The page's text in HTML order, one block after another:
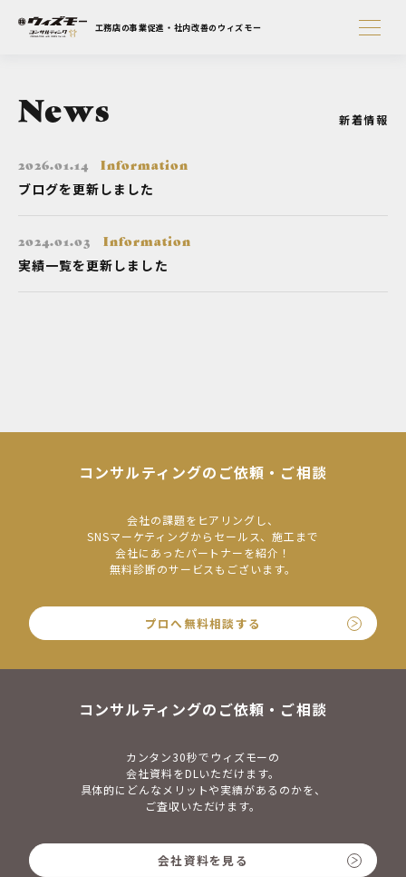
工務店の事業促進・社内改善のウィズモー
News 新着情報
2026.01.14 Information
ブログを更新しました
2024.01.03 Information
実績一覧を更新しました
コンサルティングのご依頼・ご相談
会社の課題をヒアリングし、
SNSマーケティングからセールス、施工まで
会社にあったパートナーを紹介！
無料診断のサービスもございます。
プロへ無料相談する
コンサルティングのご依頼・ご相談
カンタン30秒でウィズモーの
会社資料をDLいただけます。
具体的にどんなメリットや実績があるのかを、
ご査収いただけます。
会社資料を見る